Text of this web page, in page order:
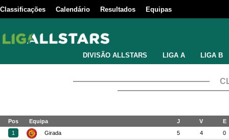
Classificações Calendário Resultados Equipas
DIVISÃO ALLSTARS LIGA A LIGA B
Pos Equipa J V
E
1
Girada 5 4 0